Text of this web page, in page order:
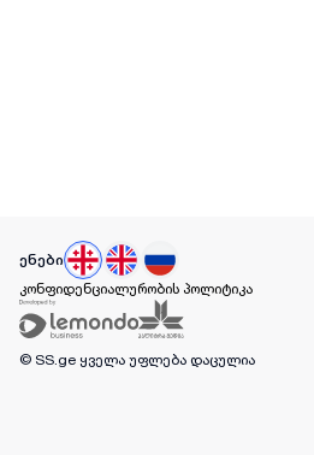
ენები
კონფიდენციალურობის პოლიტიკა
© SS.ge ყველა უფლება დაცულია